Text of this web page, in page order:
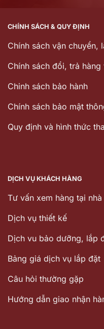
CHÍNH SÁCH & QUY ĐỊNH
Chính sách vận chuyển,
Chính sách đổi, trả hàng
Chinh sách bảo hành
Chính sách bảo mật
Quy định và hình thức
DỊCH VỤ KHÁCH HÀNG
Tư vấn xem hàng tại nhà
Dịch vụ thiết kế
Dịch vu bảo dưỡng, lắp
Bảng giá dịch vụ lắp đặt
Câu hỏi thường gặp
Hướng dẫn giao nhận